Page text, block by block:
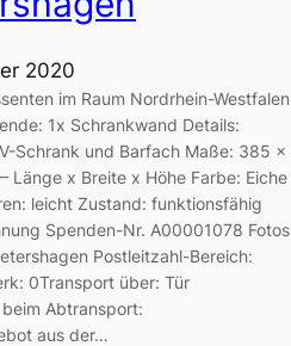
2020
im Raum Nordrhein-Westfalen
1x Schrankwand Details:
Schrank und Barfach Maße: 385 x
Länge x Breite x Höhe Farbe: Eiche
leicht Zustand: funktionsfähig
Spenden-Nr. A00001078 Fotos
Postleitzahl-Bereich:
0Transport über: Tür
Abtransport:
aus der…